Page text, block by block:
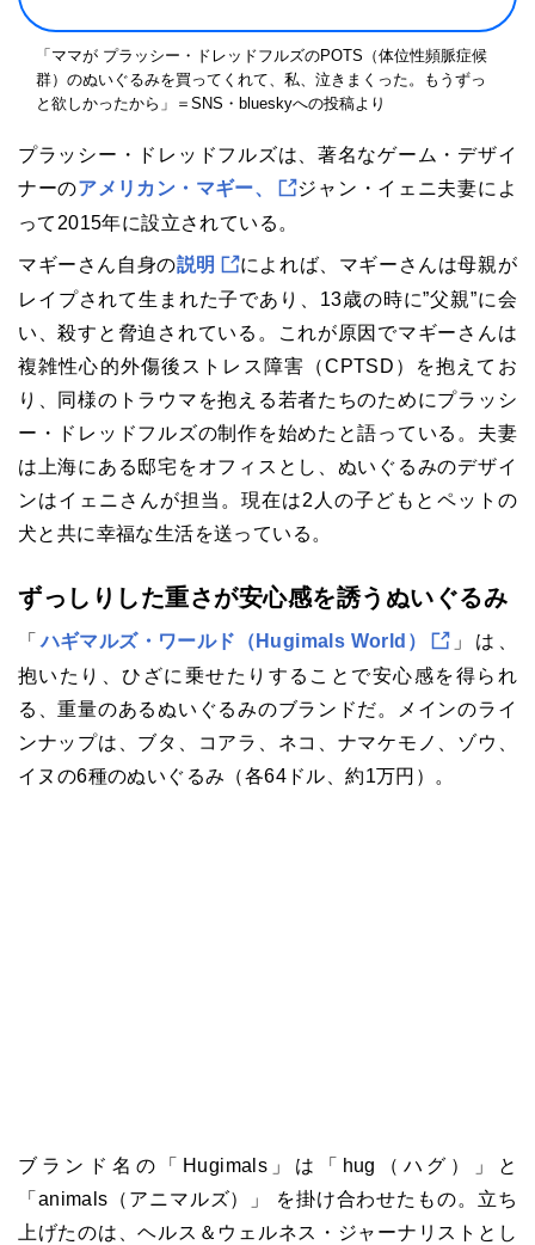
「ママが プラッシー・ドレッドフルズのPOTS（体位性頻脈症候
群）のぬいぐるみを買ってくれて、私、泣きまくった。もうずっ
と欲しかったから」＝SNS・blueskyへの投稿より
プラッシー・ドレッドフルズは、著名なゲーム・デザイ
ナーのアメリカン・マギー、
ジャン・イェニ夫妻によ
って2015年に設立されている。
マギーさん自身の説明
によれば、マギーさんは母親が
レイプされて生まれた子であり、13歳の時に”父親”に会
い、殺すと脅迫されている。これが原因でマギーさんは
複雑性心的外傷後ストレス障害（CPTSD）を抱えてお
り、同様のトラウマを抱える若者たちのためにプラッシ
ー・ドレッドフルズの制作を始めたと語っている。夫妻
は上海にある邸宅をオフィスとし、ぬいぐるみのデザイ
ンはイェニさんが担当。現在は2人の子どもとペットの
犬と共に幸福な生活を送っている。
ずっしりした重さが安心感を誘うぬいぐるみ
「ハギマルズ・ワールド（Hugimals World）
」は、
抱いたり、ひざに乗せたりすることで安心感を得られ
る、重量のあるぬいぐるみのブランドだ。メインのライ
ンナップは、ブタ、コアラ、ネコ、ナマケモノ、ゾウ、
イヌの6種のぬいぐるみ（各64ドル、約1万円）。
ブランド名の「Hugimals」は「hug（ハグ）」と
「animals（アニマルズ）」 を掛け合わせたもの。立ち
上げたのは、ヘルス＆ウェルネス・ジャーナリストとし